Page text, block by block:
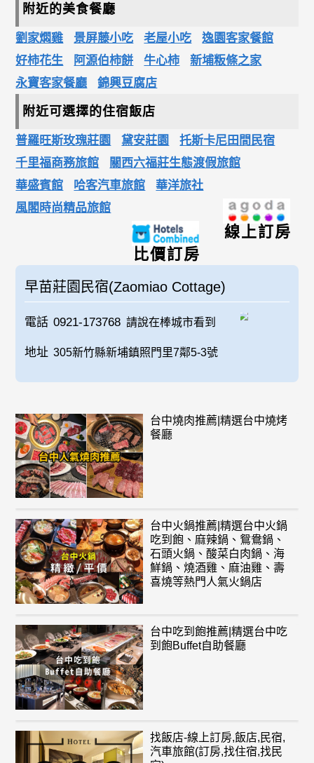
附近的美食餐廳
劉家燜雞 景屏藤小吃 老屋小吃
逸園客家餐館
好柿花生
阿源伯柿餅 牛心柿
新埔粄條之家
永寶客家餐廳
錦興豆腐店
附近可選擇的住宿飯店
普羅旺斯玫瑰莊園 黛安莊園
托斯卡尼田間民宿
千里福商務旅館
關西六福莊生態渡假旅館
華盛賓館
哈客汽車旅館
華洋旅社
風閣時尚精品旅館
線上訂房
比價訂房
早苗莊園民宿(Zaomiao Cottage)
電話 0921-173768 請說在棒城市看到
地址 305新竹縣新埔鎮照門里7鄰5-3號
台中燒肉推薦|精選台中燒烤
餐廳
台中火鍋推薦|精選台中火鍋
吃到飽、麻辣鍋、鴛鴦鍋、
石頭火鍋、酸菜白肉鍋、海
鮮鍋、燒酒雞、麻油雞、壽
喜燒等熱門人氣火鍋店
台中吃到飽推薦|精選台中吃
到飽Buffet自助餐廳
找飯店-線上訂房,飯店,民宿,
汽車旅館(訂房,找住宿,找民